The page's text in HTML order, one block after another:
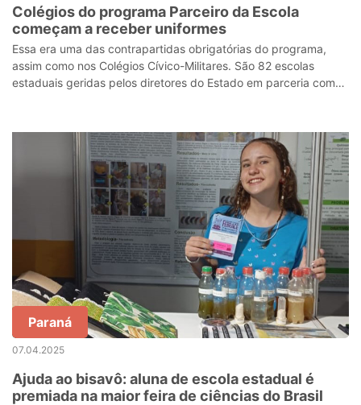
Colégios do programa Parceiro da Escola
começam a receber uniformes
Essa era uma das contrapartidas obrigatórias do programa,
assim como nos Colégios Cívico-Militares. São 82 escolas
estaduais geridas pelos diretores do Estado em parceria com
Paraná
07.04.2025
Ajuda ao bisavô: aluna de escola estadual é
premiada na maior feira de ciências do Brasil